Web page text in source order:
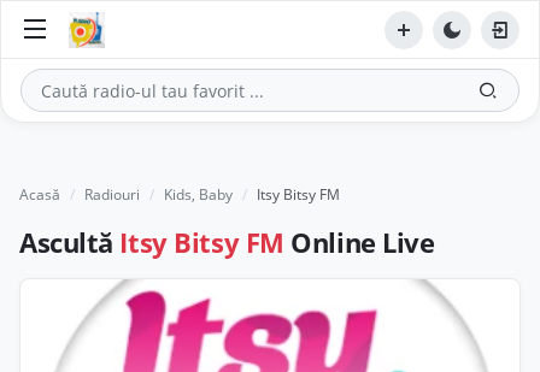
Acasă Radiouri Kids, Baby Itsy Bitsy FM
Ascultă Itsy Bitsy FM Online Live